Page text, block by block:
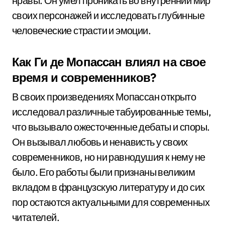
своих персонажей и исследовать глубинные
человеческие страсти и эмоции.
Как Ги де Мопассан влиял на свое
время и современников?
В своих произведениях Мопассан открыто
исследовал различные табуированные темы,
что вызывало ожесточенные дебаты и споры.
Он вызывал любовь и ненависть у своих
современников, но ни равнодушия к нему не
было. Его работы были признаны великим
вкладом в французскую литературу и до сих
пор остаются актуальными для современных
читателей.